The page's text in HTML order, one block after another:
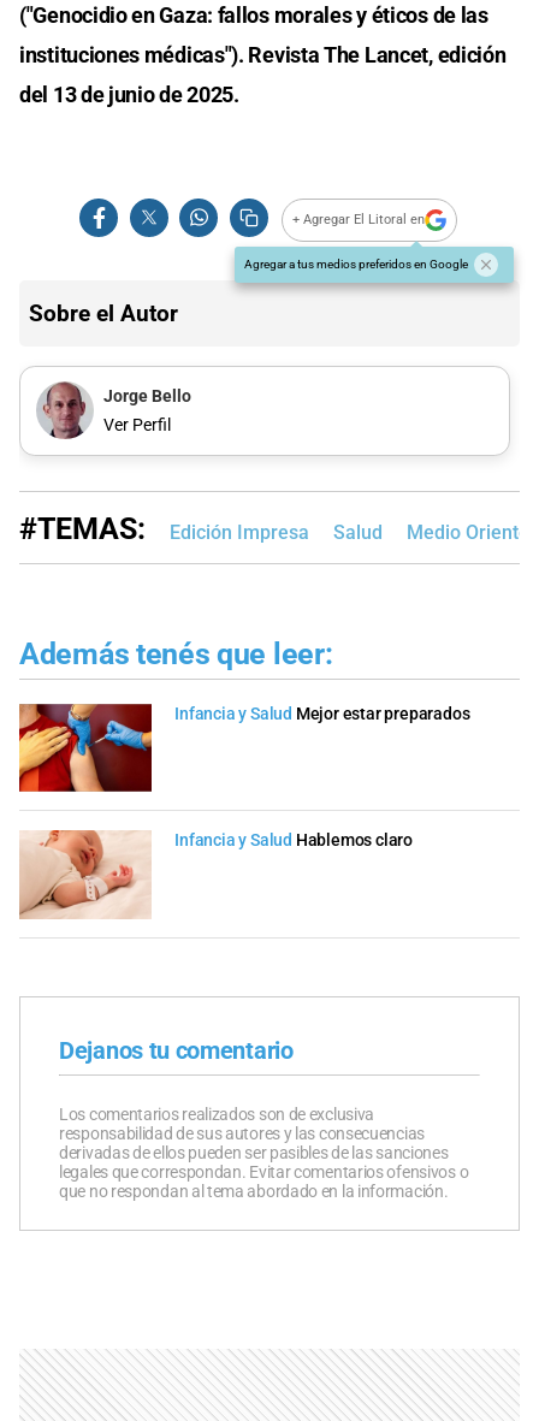
("Genocidio en Gaza: fallos morales y éticos de las
instituciones médicas"). Revista The Lancet, edición
del 13 de junio de 2025.
+ Agregar El Litoral en
Agregar a tus medios preferidos en Google
Sobre el Autor
Jorge Bello
Ver Perfil
#TEMAS: Edición Impresa Salud Medio Oriente
Además tenés que leer:
Infancia y Salud Mejor estar preparados
Infancia y Salud Hablemos claro
Dejanos tu comentario
Los comentarios realizados son de exclusiva
responsabilidad de sus autores y las consecuencias
derivadas de ellos pueden ser pasibles de las sanciones
legales que correspondan. Evitar comentarios ofensivos o
que no respondan al tema abordado en la información.